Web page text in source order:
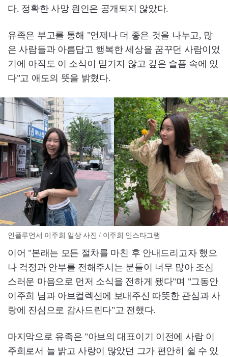
다. 정확한 사망 원인은 공개되지 않았다.
유족은 부고를 통해 "언제나 더 좋은 것을 나누고, 많
은 사람들과 아름답고 행복한 세상을 꿈꾸던 사람이었
기에 아직도 이 소식이 믿기지 않고 깊은 슬픔 속에 있
다"고 애도의 뜻을 밝혔다.
인플루언서 이주희 일상 사진 / 이주희 인스타그램
이어 "본래는 모든 절차를 마친 후 안내드리고자 했으
나 걱정과 안부를 전해주시는 분들이 너무 많아 조심
스러운 마음으로 먼저 소식을 전하게 됐다"며 "그동안
이주희 님과 아브컬렉션에 보내주신 따뜻한 관심과 사
랑에 진심으로 감사드린다"고 전했다.
마지막으로 유족은 "아브의 대표이기 이전에 사람 이
주희로서 늘 밝고 사랑이 많았던 그가 편안히 쉴 수 있